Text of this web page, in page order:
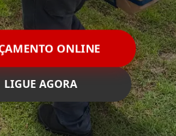
ONLINE
LIGUE AGORA